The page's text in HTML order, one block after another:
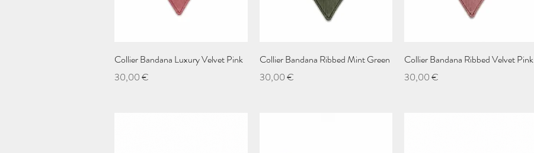
Aperçu rapide
Collier Bandana Luxury Velvet Pink
Prix
30,00 €
Aperçu rapide
Collier Bandana Ribbed Mint Green
Prix
30,00 €
Aperçu rapide
Collier Bandana Ribbed Velvet Pink
Prix
30,00 €